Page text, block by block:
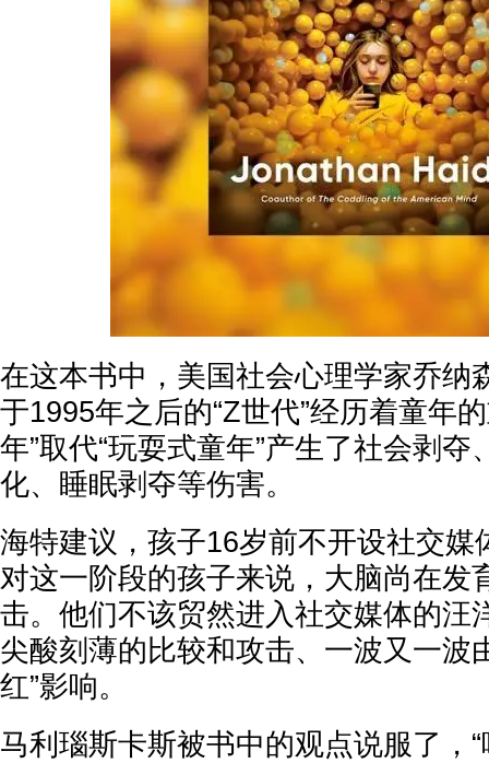
在这本书中，美国社会心理学家乔纳
于1995年之后的“Z世代”经历着童年
年”取代“玩耍式童年”产生了社会剥
化、睡眠剥夺等伤害。
海特建议，孩子16岁前不开设社交媒
对这一阶段的孩子来说，大脑尚在发
击。他们不该贸然进入社交媒体的汪
尖酸刻薄的比较和攻击、一波又一波
红”影响。
马利瑙斯卡斯被书中的观点说服了，